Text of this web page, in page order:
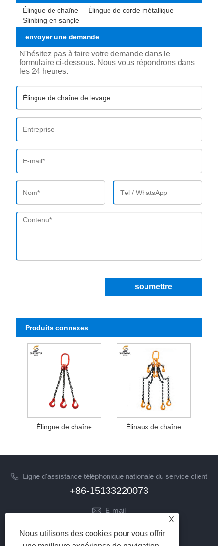
Élingue de chaîne
Élingue de corde métallique
Slinbing en sangle
envoyer une demande
N'hésitez pas à faire votre demande dans le
formulaire ci-dessous. Nous vous répondrons dans
les 24 heures.
soumettre
Produits connexes
Élingue de chaîne Élinaux de chaîne
Ligne d'assistance téléphonique nationale du service client
+86-15133220073
E-mail
SUIVEZ-NOUS
X
Nous utilisons des cookies pour vous offrir